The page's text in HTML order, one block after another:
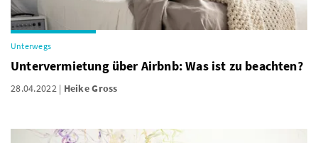
Unterwegs
Untervermietung über Airbnb: Was ist zu beachten?
28.04.2022 Heike Gross